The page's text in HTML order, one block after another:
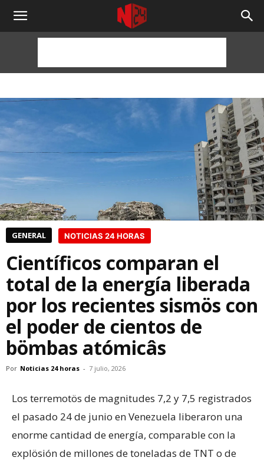
NOTICIAS
HORAS
GENERAL NOTICIAS 24 HORAS
Científicos comparan el
total de la energía liberada
por los recientes sismös con
el poder de cientos de
bömbas atómicâs
Por Noticias 24 horas - 7 julio, 2026
Los terremotös de magnitudes 7,2 y 7,5 registrados
el pasado 24 de junio en Venezuela liberaron una
enorme cantidad de energía, comparable con la
explösión de millones de toneladas de TNT o de